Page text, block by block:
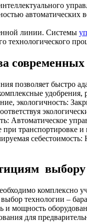
автоматических
линии. Системы
технологического
позволяет быстро
удобрения,
экологичность:
Автоматическое
транспортировке и
комплексно
технологии –
и мощность
для